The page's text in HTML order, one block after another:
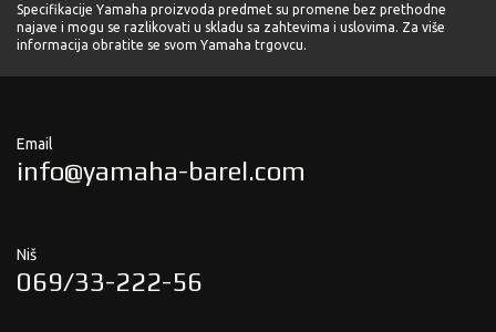
Specifikacije Yamaha proizvoda predmet su promene bez prethodne
najave i mogu se razlikovati u skladu sa zahtevima i uslovima. Za više
informacija obratite se svom Yamaha trgovcu.
Email
info@yamaha-barel.com
Niš
069/33-222-56